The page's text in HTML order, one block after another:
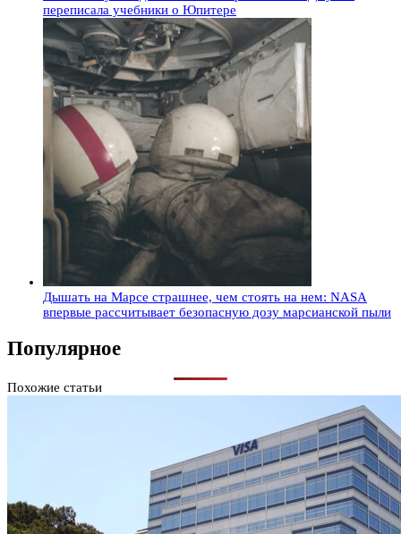
переписала учебники о Юпитере
Дышать на Марсе страшнее, чем стоять на нем: NASA
впервые рассчитывает безопасную дозу марсианской пыли
Популярное
Похожие статьи